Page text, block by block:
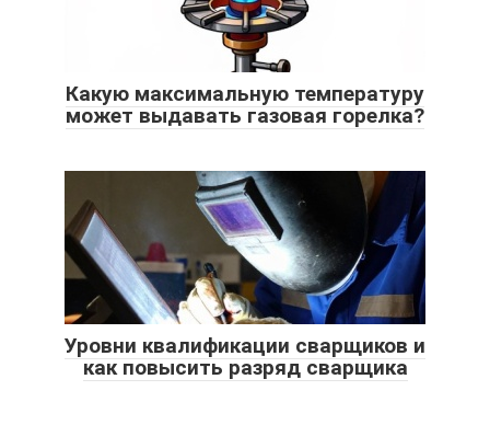
Какую максимальную температуру
может выдавать газовая горелка?
Уровни квалификации сварщиков и
как повысить разряд сварщика